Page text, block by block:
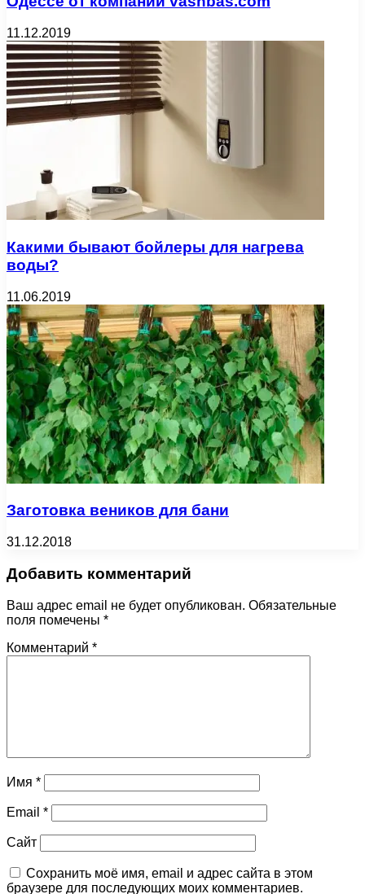
11.12.2019
Какими бывают бойлеры для нагрева
воды?
11.06.2019
Заготовка веников для бани
31.12.2018
Добавить комментарий
Ваш адрес email не будет опубликован. Обязательные
поля помечены *
Комментарий *
Имя *
Email *
Сайт
Сохранить моё имя, email и адрес сайта в этом
браузере для последующих моих комментариев.